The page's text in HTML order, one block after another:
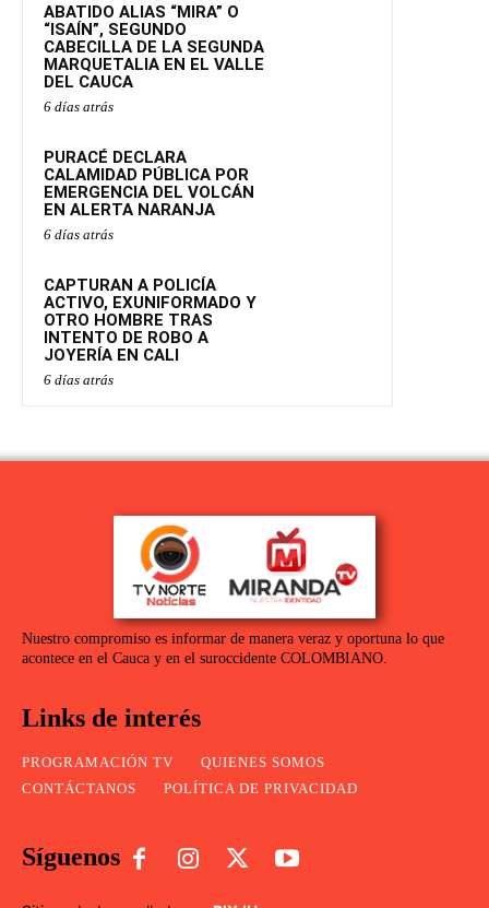
ABATIDO ALIAS “MIRA” O
“ISAÍN”, SEGUNDO
CABECILLA DE LA SEGUNDA
MARQUETALIA EN EL VALLE
DEL CAUCA
6 días atrás
PURACÉ DECLARA
CALAMIDAD PÚBLICA POR
EMERGENCIA DEL VOLCÁN
EN ALERTA NARANJA
6 días atrás
CAPTURAN A POLICÍA
ACTIVO, EXUNIFORMADO Y
OTRO HOMBRE TRAS
INTENTO DE ROBO A
JOYERÍA EN CALI
6 días atrás
Nuestro compromiso es informar de manera veraz y oportuna lo que
acontece en el Cauca y en el suroccidente COLOMBIANO.
Links de interés
PROGRAMACIÓN TV
QUIENES SOMOS
CONTÁCTANOS
POLÍTICA DE PRIVACIDAD
Síguenos